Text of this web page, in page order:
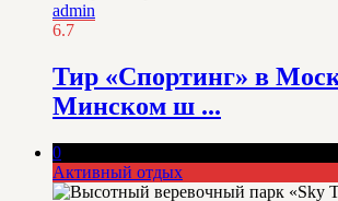
admin
6.7
Тир «Спортинг» в
Минском ш ...
0
Активный отдых